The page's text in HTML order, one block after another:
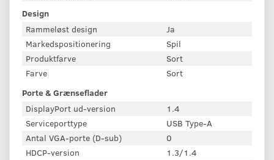
Design
Rammeløst design
Ja
Markedspositionering
Spil
Produktfarve
Sort
Farve
Sort
Porte & Grænseflader
DisplayPort ud-version
1.4
Serviceporttype
USB Type-A
Antal VGA-porte (D-sub)
0
HDCP-version
1.3/1.4